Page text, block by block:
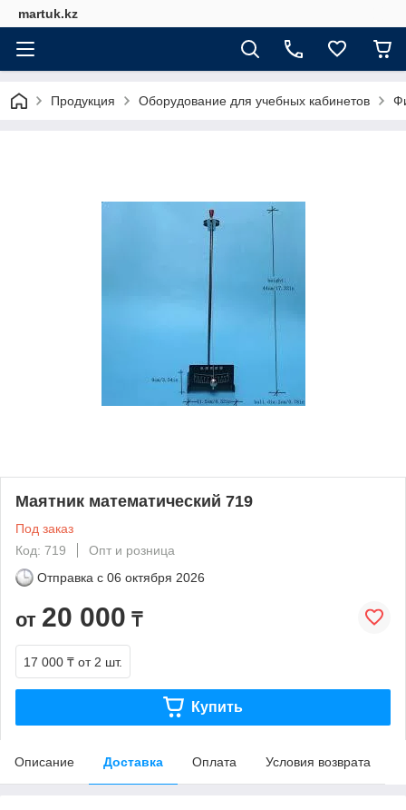
martuk.kz
Продукция Оборудование для учебных кабинетов
Маятник математический 719
Под заказ
Код: 719
Опт и розница
Отправка с 06 октября 2026
от 20 000 ₸
17 000 ₸ от 2 шт.
Купить
Описание Доставка Оплата Условия возврата